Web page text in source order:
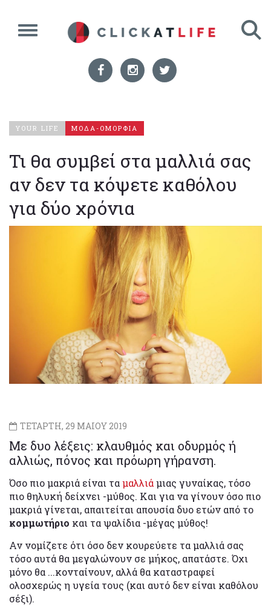
YOUR LIFE ΜΟΔΑ-ΟΜΟΡΦΙΑ
Τι θα συμβεί στα μαλλιά σας
αν δεν τα κόψετε καθόλου
για δύο χρόνια
ΤΕΤΑΡΤΗ, 29 ΜΑΙΟΥ 2019
Με δυο λέξεις: κλαυθμός και οδυρμός ή
αλλιώς, πόνος και πρόωρη γήρανση.
Όσο πιο μακριά είναι ταμαλλιάμιας γυναίκας, τόσο
πιο θηλυκή δείχνει -μύθος. Και για να γίνουν όσο πιο
μακριά γίνεται, απαιτείται απουσία δυο ετών από το
κομμωτήριο και τα ψαλίδια -μέγας μύθος!
Αν νομίζετε ότι όσο δεν κουρεύετε τα μαλλιά σας
τόσο αυτά θα μεγαλώνουν σε μήκος, απατάστε. Όχι
μόνο θα ...κονταίνουν, αλλά θα καταστραφεί
ολοσχερώς η υγεία τους (και αυτό δεν είναι καθόλου
σέξι).